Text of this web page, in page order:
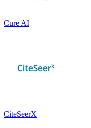
Cure AI
CiteSeerX